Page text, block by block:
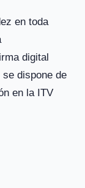
en toda
digital
dispone de
en la ITV